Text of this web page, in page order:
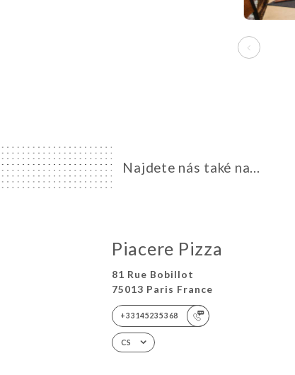
Najdete nás také na...
Piacere Pizza
81 Rue Bobillot
75013 Paris France
+33145235368
CS